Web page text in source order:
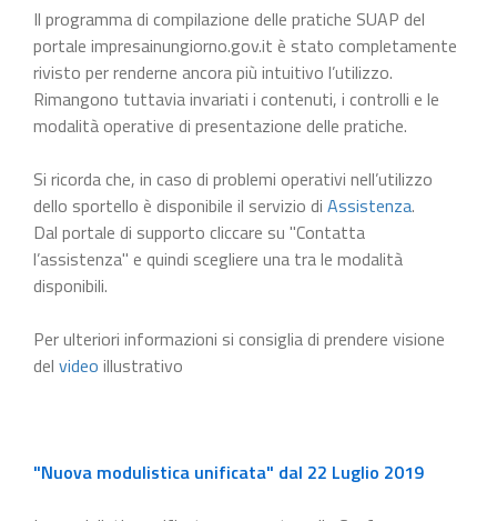
Il programma di compilazione delle pratiche SUAP del
portale impresainungiorno.gov.it è stato completamente
rivisto per renderne ancora più intuitivo l’utilizzo.
Rimangono tuttavia invariati i contenuti, i controlli e le
modalità operative di presentazione delle pratiche.
Si ricorda che, in caso di problemi operativi nell’utilizzo
dello sportello è disponibile il servizio di Assistenza.
Dal portale di supporto cliccare su "Contatta
l’assistenza" e quindi scegliere una tra le modalità
disponibili.
Per ulteriori informazioni si consiglia di prendere visione
del video illustrativo
"Nuova modulistica unificata" dal 22 Luglio 2019